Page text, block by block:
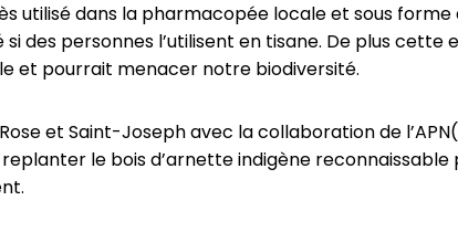
utilisé dans la pharmacopée locale et sous
des personnes l’utilisent en tisane. De plus
et pourrait menacer notre biodiversité.
et Saint-Joseph avec la collaboration de
le bois d’arnette indigène